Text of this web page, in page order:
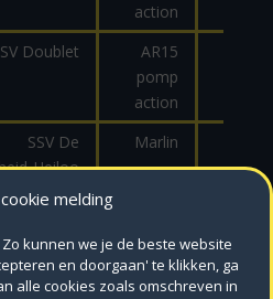
melding
kunnen we je de beste website
en doorgaan' te klikken, ga
alle cookies zoals omschreven in
action
SV Doublet
AR15
pomp
action
SSV De
Heiloo
Marlin
SSV De
Evo
9mm